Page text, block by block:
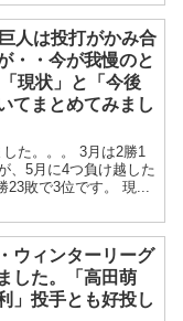
人は投打がかみ合
・・今が我慢のと
現状」と「今後
てまとめてみまし
た。。。 3月は2勝1
、5月に4つ負け越した
敗で3位です。 現...
ウィンターリーグ
した。「高田萌
」投手とも好投し